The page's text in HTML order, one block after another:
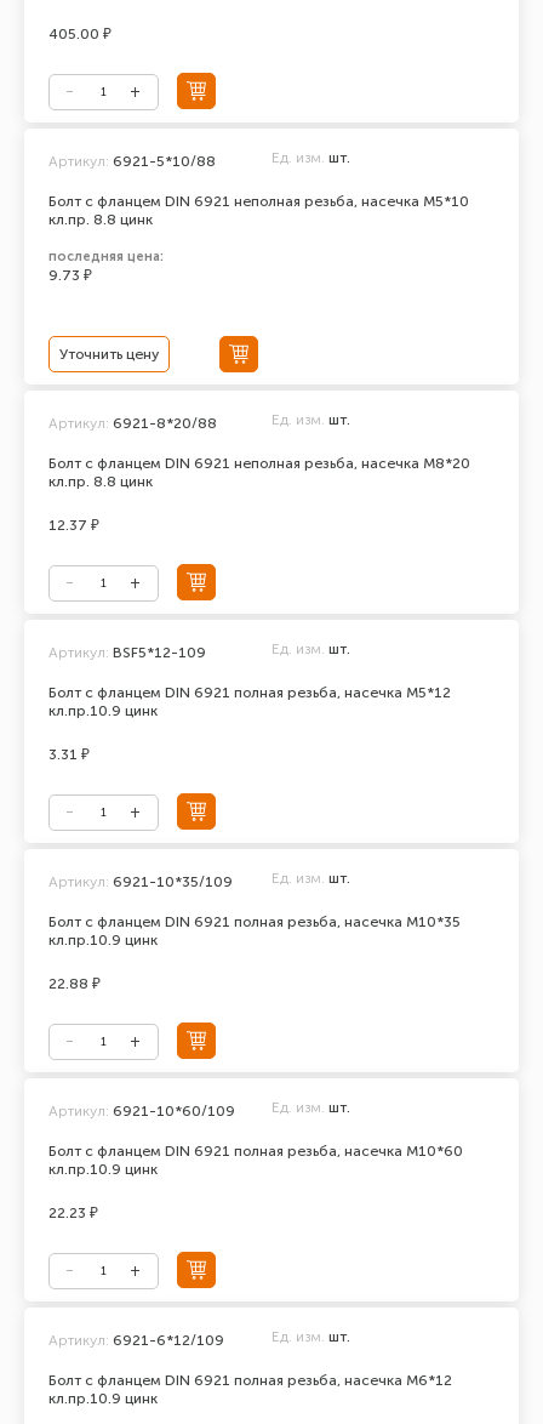
405.00 ₽
Болт с фланцем DIN 6921 неполная резьба, насечка М5*10
кл.пр. 8.8 цинк
Артикул: 6921-5*10/88 Ед. изм. шт.
последняя цена:
9.73 ₽
Уточнить цену
Болт с фланцем DIN 6921 неполная резьба, насечка М8*20
кл.пр. 8.8 цинк
Артикул: 6921-8*20/88 Ед. изм. шт.
12.37 ₽
Болт с фланцем DIN 6921 полная резьба, насечка М5*12
кл.пр.10.9 цинк
Артикул: BSF5*12-109 Ед. изм. шт.
3.31 ₽
Болт с фланцем DIN 6921 полная резьба, насечка М10*35
кл.пр.10.9 цинк
Артикул: 6921-10*35/109 Ед. изм. шт.
22.88 ₽
Болт с фланцем DIN 6921 полная резьба, насечка М10*60
кл.пр.10.9 цинк
Артикул: 6921-10*60/109 Ед. изм. шт.
22.23 ₽
Болт с фланцем DIN 6921 полная резьба, насечка М6*12
кл.пр.10.9 цинк
Артикул: 6921-6*12/109 Ед. изм. шт.